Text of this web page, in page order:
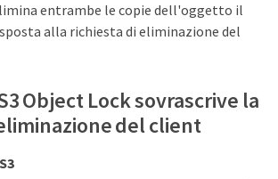
entrambe le copie dell'oggetto il
alla richiesta di eliminazione del
Object Lock sovrascrive la
del client